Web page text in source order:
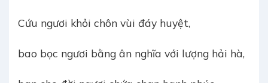
Cứu ngươi khỏi chôn vùi đáy huyệt,
bao bọc ngươi bằng ân nghĩa với lượng hải hà,